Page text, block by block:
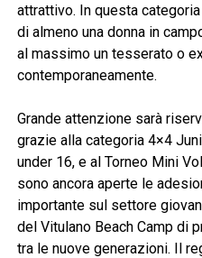
attrattivo. In questa
di almeno una donna in
al massimo un tesserato o
contemporaneamente.
Grande attenzione sarà
grazie alla categoria 4×4
under 16, e al Torneo Mini
sono ancora aperte le
importante sul settore
del Vitulano Beach Camp di
tra le nuove generazioni. Il